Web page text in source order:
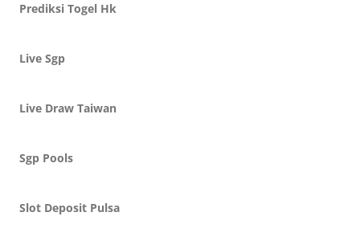
Prediksi Togel Hk
Live Sgp
Live Draw Taiwan
Sgp Pools
Slot Deposit Pulsa